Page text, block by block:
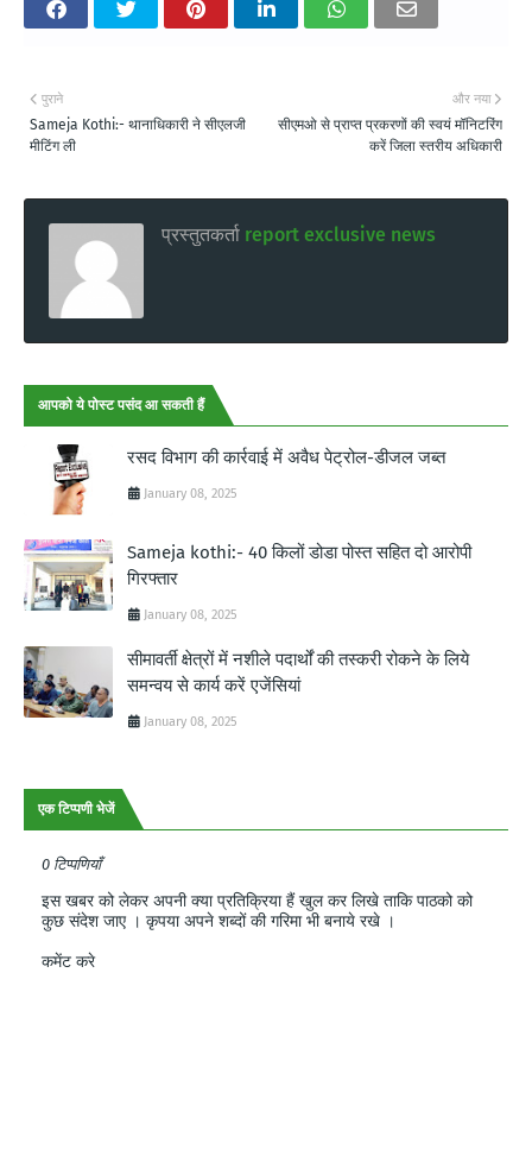
और नया
सीएमओ से प्राप्त प्रकरणों की स्वयं मॉनिटरिंग
करें जिला स्तरीय अधिकारी
पुराने
Sameja Kothi:- थानाधिकारी ने सीएलजी
मीटिंग ली
प्रस्तुतकर्ता report exclusive news
आपको ये पोस्ट पसंद आ सकती हैं
रसद विभाग की कार्रवाई में अवैध पेट्रोल-डीजल जब्त
January 08, 2025
Sameja kothi:- 40 किलों डोडा पोस्त सहित दो आरोपी
गिरफ्तार
January 08, 2025
सीमावर्ती क्षेत्रों में नशीले पदार्थों की तस्करी रोकने के लिये
समन्वय से कार्य करें एजेंसियां
January 08, 2025
एक टिप्पणी भेजें
0 टिप्पणियाँ
इस खबर को लेकर अपनी क्या प्रतिक्रिया हैं खुल कर लिखे ताकि पाठको को
कुछ संदेश जाए । कृपया अपने शब्दों की गरिमा भी बनाये रखे ।
कमेंट करे